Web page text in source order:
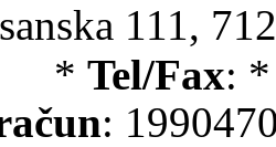
111,
* Tel/Fax:
: